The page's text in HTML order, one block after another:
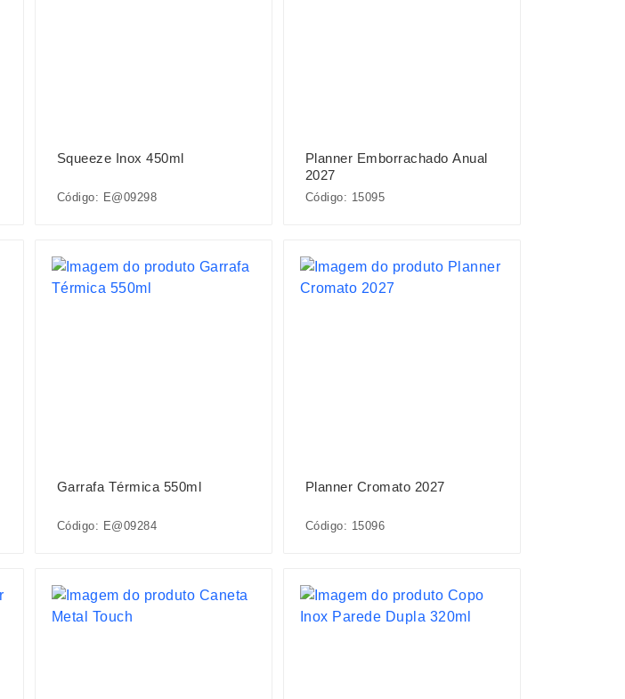
Squeeze Inox 450ml
Código: E@09298
Planner Emborrachado Anual
2027
Código: 15095
Garrafa Térmica 550ml
Código: E@09284
Planner Cromato 2027
Código: 15096